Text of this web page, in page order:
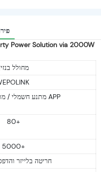
Power Solution via 2000W
מחולל
Recoil I מתנע חשמלי / מתנע APP
80+
5000+
חריטה בלייזר